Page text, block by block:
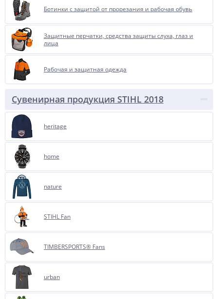
Ботинки с защитой от прорезания и рабочая обувь
Защитные перчатки, средства защиты слуха, глаз и
лица
Рабочая и защитная одежда
Сувенирная продукция STIHL 2018
heritage
home
nature
STIHL Fan
TIMBERSPORTS® Fans
urban